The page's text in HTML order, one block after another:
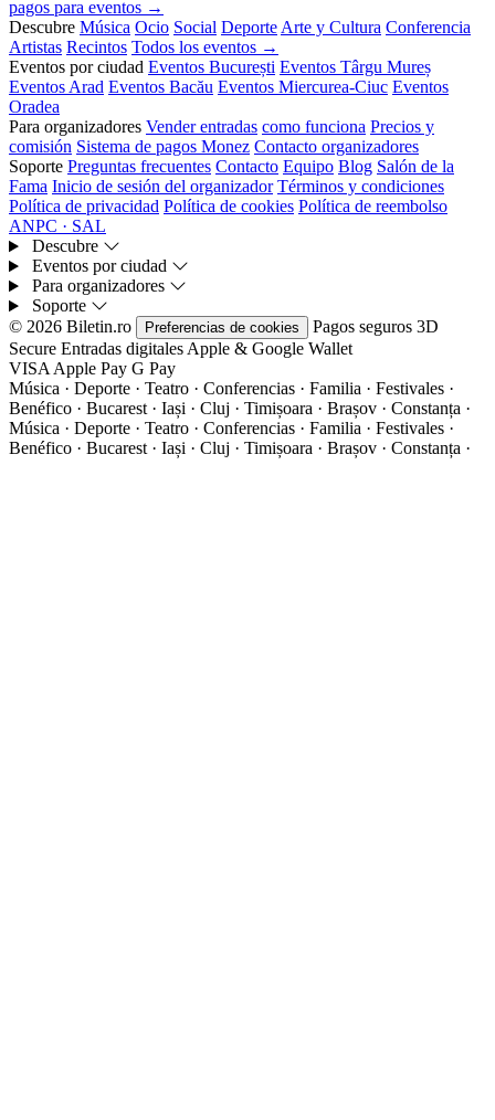
pagos para eventos →
Descubre Música Ocio Social Deporte Arte y Cultura Conferencia
Artistas Recintos Todos los eventos →
Eventos por ciudad Eventos București Eventos Târgu Mureș
Eventos Arad Eventos Bacău Eventos Miercurea-Ciuc Eventos
Oradea
Para organizadores Vender entradas como funciona Precios y
comisión Sistema de pagos Monez Contacto organizadores
Soporte Preguntas frecuentes Contacto Equipo Blog Salón de la
Fama Inicio de sesión del organizador Términos y condiciones
Política de privacidad Política de cookies Política de reembolso
ANPC · SAL
Descubre
Eventos por ciudad
Para organizadores
Soporte
© 2026 Biletin.ro
Preferencias de cookies Pagos seguros 3D
Secure Entradas digitales Apple & Google Wallet
VISA Apple Pay G Pay
Música · Deporte · Teatro · Conferencias · Familia · Festivales ·
Benéfico · Bucarest · Iași · Cluj · Timișoara · Brașov · Constanța ·
Música · Deporte · Teatro · Conferencias · Familia · Festivales ·
Benéfico · Bucarest · Iași · Cluj · Timișoara · Brașov · Constanța ·